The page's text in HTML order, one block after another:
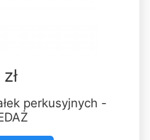
perkusyjnych -